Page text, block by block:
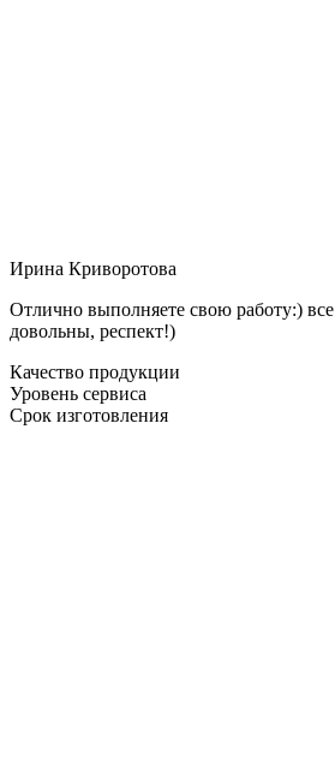
Ирина Криворотова
Отлично выполняете свою работу:) все
довольны, респект!)
Качество продукции
Уровень сервиса
Срок изготовления